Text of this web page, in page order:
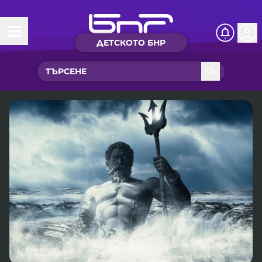
ДЕТСКОТО БНР
Начало
Какво ново?
Рубрики с вълшебства
Детско радио
Чуйте
Новините на детски език
Приказки
Песнички
Искри
Интересен архив
Нашите гости